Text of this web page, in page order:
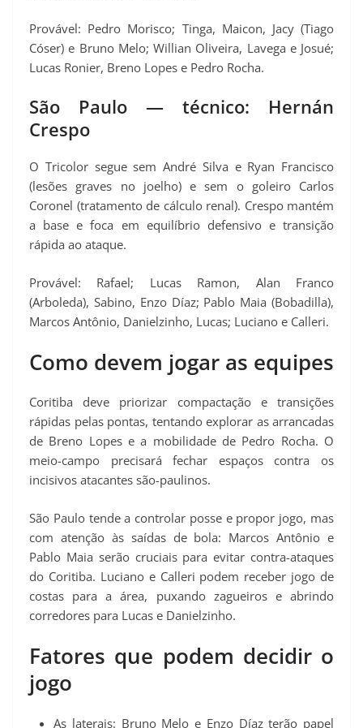
Provável: Pedro Morisco; Tinga, Maicon, Jacy (Tiago
Cóser) e Bruno Melo; Willian Oliveira, Lavega e Josué;
Lucas Ronier, Breno Lopes e Pedro Rocha.
São Paulo — técnico: Hernán
Crespo
O Tricolor segue sem André Silva e Ryan Francisco
(lesões graves no joelho) e sem o goleiro Carlos
Coronel (tratamento de cálculo renal). Crespo mantém
a base e foca em equilíbrio defensivo e transição
rápida ao ataque.
Provável: Rafael; Lucas Ramon, Alan Franco
(Arboleda), Sabino, Enzo Díaz; Pablo Maia (Bobadilla),
Marcos Antônio, Danielzinho, Lucas; Luciano e Calleri.
Como devem jogar as equipes
Coritiba deve priorizar compactação e transições
rápidas pelas pontas, tentando explorar as arrancadas
de Breno Lopes e a mobilidade de Pedro Rocha. O
meio-campo precisará fechar espaços contra os
incisivos atacantes são-paulinos.
São Paulo tende a controlar posse e propor jogo, mas
com atenção às saídas de bola: Marcos Antônio e
Pablo Maia serão cruciais para evitar contra-ataques
do Coritiba. Luciano e Calleri podem receber jogo de
costas para a área, puxando zagueiros e abrindo
corredores para Lucas e Danielzinho.
Fatores que podem decidir o
jogo
As laterais: Bruno Melo e Enzo Díaz terão papel